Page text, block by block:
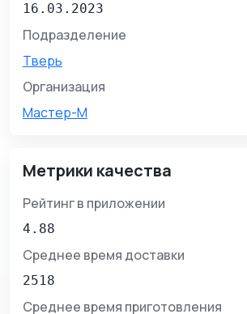
16.03.2023
Подразделение
Тверь
Организация
Мастер-М
Метрики качества
Рейтинг в приложении
4.88
Среднее время доставки
2518
Среднее время приготовления